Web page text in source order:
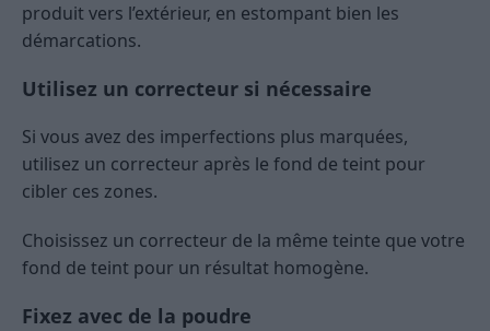
produit vers l’extérieur, en estompant bien les
démarcations.
Utilisez un correcteur si nécessaire
Si vous avez des imperfections plus marquées,
utilisez un correcteur après le fond de teint pour
cibler ces zones.
Choisissez un correcteur de la même teinte que votre
fond de teint pour un résultat homogène.
Fixez avec de la poudre